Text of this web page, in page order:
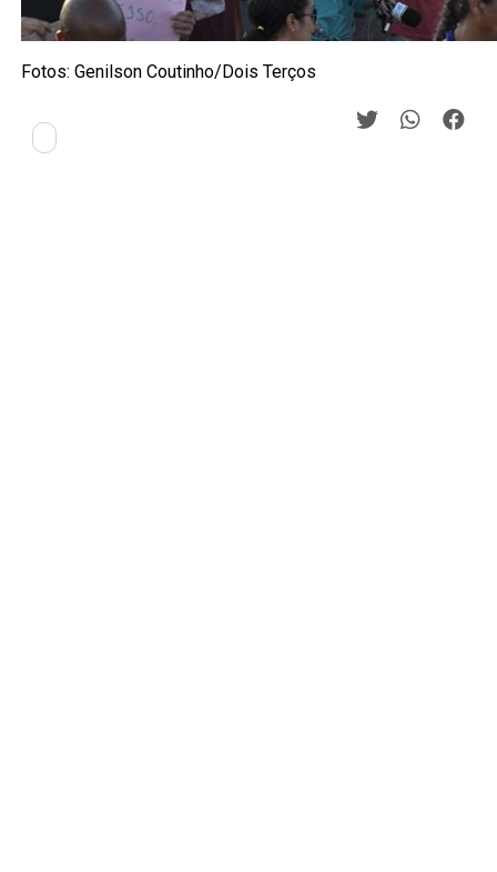
Fotos: Genilson Coutinho/Dois Terços